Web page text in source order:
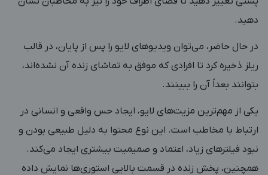
دهید.
در حال حاضر، می‌توان ویدیوهای لایو را پس از پایان، در قالب
ریلز ذخیره کرد تا افرادی که موفق به تماشای زنده آن نشده‌اند،
بتوانند بعداً آن را ببینند.
یکی از مهم‌ترین مزیت‌های لایو، ایجاد حس واقعی و انسانی در
ارتباط با مخاطب است. این نوع محتوا به دلیل طبیعی بودن و
نبود فیلترهای زیاد، اعتماد و صمیمیت بیشتری ایجاد می‌کند.
همچنین، پخش زنده در قسمت بالایی استوری‌ها نمایش داده